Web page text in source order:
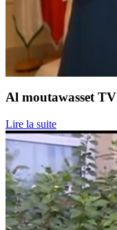
Al moutawasset TV
Lire la suite